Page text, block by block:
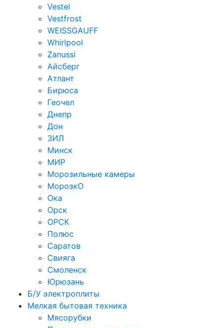
Vestel
Vestfrost
WEISSGAUFF
Whirlpool
Zanussi
Айсберг
Атлант
Бирюса
Геочел
Днепр
Дон
ЗИЛ
Минск
МИР
Морозильные камеры
МорозкО
Ока
Орск
ОРСК
Полюс
Саратов
Свияга
Смоленск
Юрюзань
Б/У электроплиты
Мелкая бытовая техника
Мясорубки